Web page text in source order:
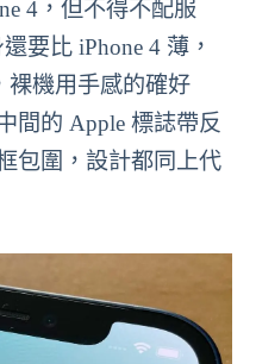
4，但不得不配服
要比 iPhone 4 薄，
裸機用手感的確好
間的 Apple 標誌帶反
包圍，設計都同上代